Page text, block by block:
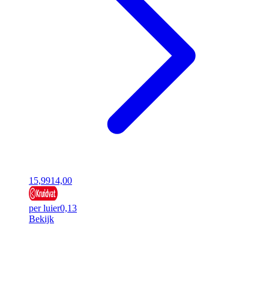
15,9914,00
per luier0,13
Bekijk